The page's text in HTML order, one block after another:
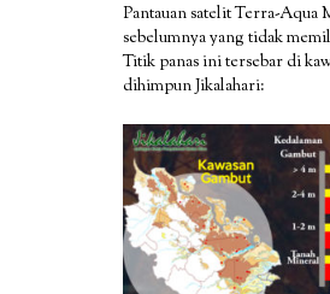
Pantauan satelit Terra-Aqua
sebelumnya yang tidak
Titik panas ini tersebar di
dihimpun Jikalahari: